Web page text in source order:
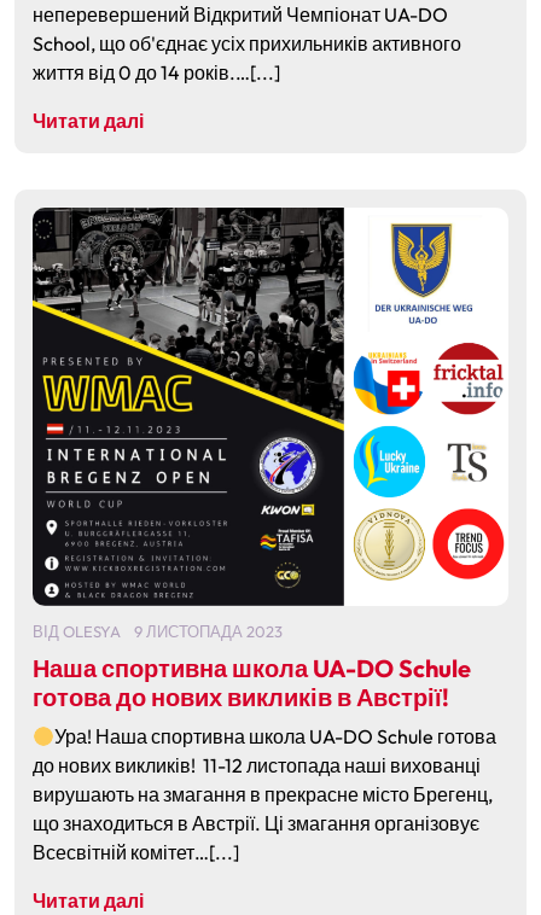
неперевершений Відкритий Чемпіонат UA-DO
School, що об'єднає усіх прихильників активного
життя від 0 до 14 років.…[...]
Читати далі
ВІД OLESYA 9 ЛИСТОПАДА 2023
Наша спортивна школа UA-DO Schule
готова до нових викликів в Австрії!
Ура! Наша спортивна школа UA-DO Schule готова
до нових викликів! 11-12 листопада наші вихованці
вирушають на змагання в прекрасне місто Брегенц,
що знаходиться в Австрії. Ці змагання організовує
Всесвітній комітет…[...]
Читати далі